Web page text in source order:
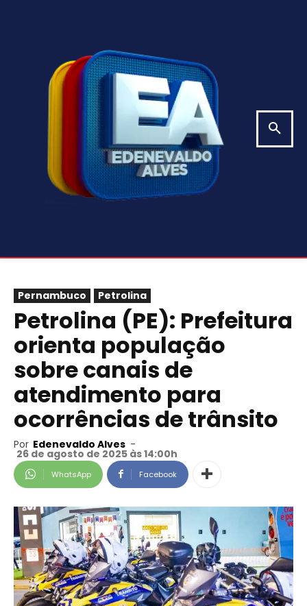
Pernambuco Petrolina
Petrolina (PE): Prefeitura
orienta população
sobre canais de
atendimento para
ocorrências de trânsito
Por Edenevaldo Alves -
26 de agosto de 2025 às 14:00h
WhatsApp Facebook